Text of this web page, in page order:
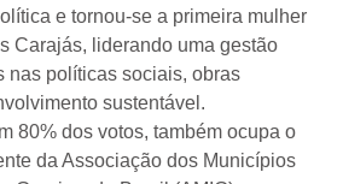
e tornou-se a primeira mulher
Carajás, liderando uma gestão
nas políticas sociais, obras
sustentável.
80% dos votos, também ocupa o
da Associação dos Municípios